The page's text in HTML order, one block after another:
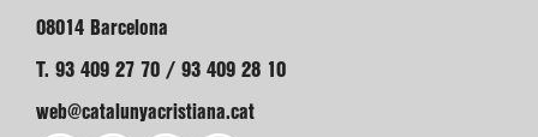
08014 Barcelona
T. 93 409 27 70 / 93 409 28 10
web@catalunyacristiana.cat